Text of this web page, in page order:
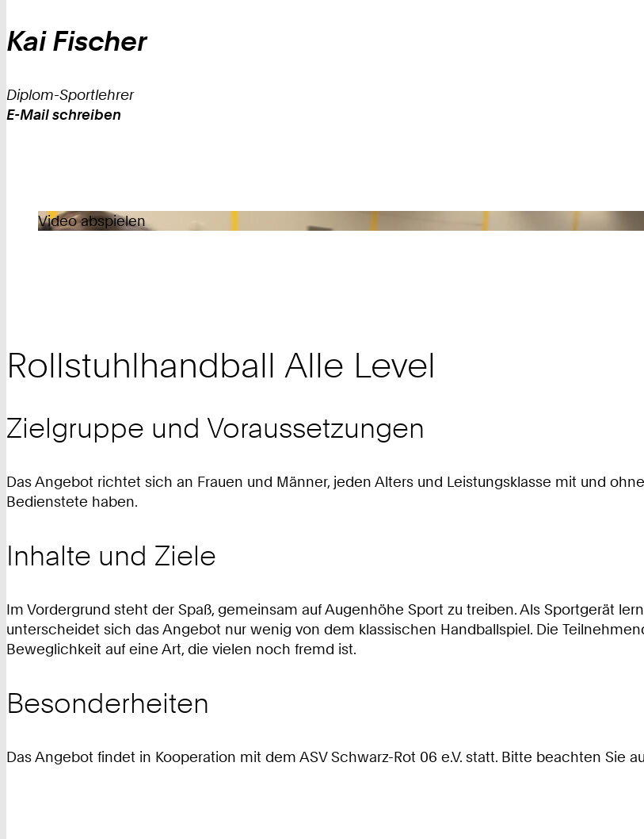
Kai Fischer
Diplom-Sportlehrer
Work
E-Mail schreiben
Video abspielen
Rollstuhlhandball Alle Level
Zielgruppe und Voraussetzungen
Das Angebot richtet sich an Frauen und Männer, jeden Alters und Leistungsklasse mit und
Bedienstete haben.
Inhalte und Ziele
Im Vordergrund steht der Spaß, gemeinsam auf Augenhöhe Sport zu treiben. Als Sportgerät
unterscheidet sich das Angebot nur wenig von dem klassischen Handballspiel. Die
Beweglichkeit auf eine Art, die vielen noch fremd ist.
Besonderheiten
Das Angebot findet in Kooperation mit dem ASV Schwarz-Rot 06 e.V. statt. Bitte beachten Sie